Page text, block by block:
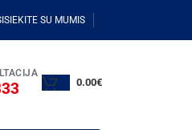
SU MUMIS
0.00€